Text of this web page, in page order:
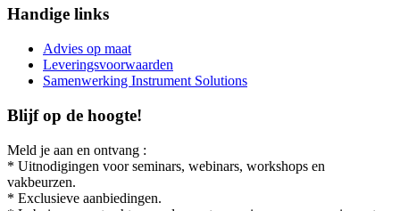
Handige links
Advies op maat
Leveringsvoorwaarden
Samenwerking Instrument Solutions
Blijf op de hoogte!
Meld je aan en ontvang :
* Uitnodigingen voor seminars, webinars, workshops en
vakbeurzen.
* Exclusieve aanbiedingen.